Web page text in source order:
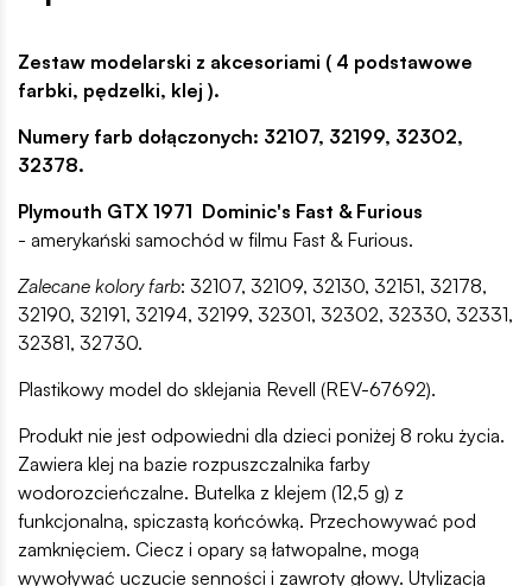
Zestaw modelarski z akcesoriami ( 4 podstawowe
farbki, pędzelki, klej ).
Numery farb dołączonych: 32107, 32199, 32302,
32378.
Plymouth GTX 1971 Dominic's Fast & Furious
- amerykański samochód w filmu Fast & Furious.
Zalecane kolory farb: 32107, 32109, 32130, 32151, 32178,
32190, 32191, 32194, 32199, 32301, 32302, 32330, 32331,
32381, 32730.
Plastikowy model do sklejania Revell (REV-67692).
Produkt nie jest odpowiedni dla dzieci poniżej 8 roku życia.
Zawiera klej na bazie rozpuszczalnika farby
wodorozcieńczalne. Butelka z klejem (12,5 g) z
funkcjonalną, spiczastą końcówką. Przechowywać pod
zamknięciem. Ciecz i opary są łatwopalne, mogą
wywoływać uczucie senności i zawroty głowy. Utylizacja